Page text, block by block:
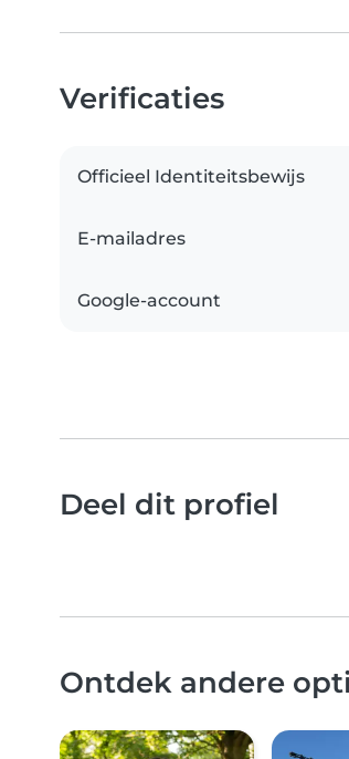
Verificaties
Officieel Identiteitsbewijs
E-mailadres
Google-account
Deel dit profiel
Ontdek andere